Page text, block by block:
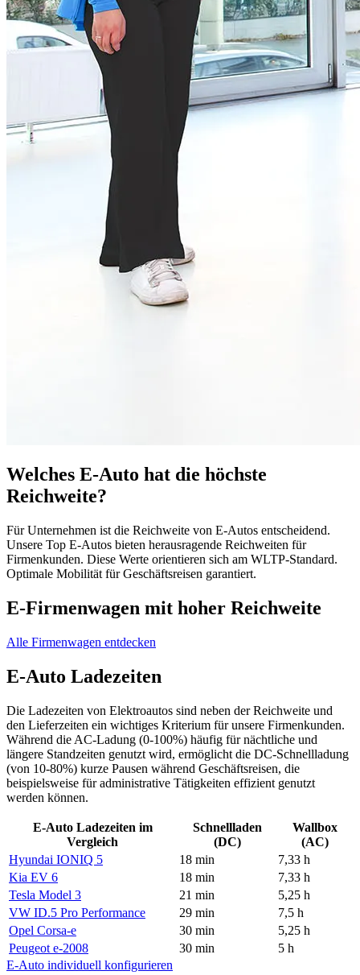
Welches E-Auto hat die höchste
Reichweite?
Für Unternehmen ist die Reichweite von E-Autos entscheidend.
Unsere Top E-Autos bieten herausragende Reichweiten für
Firmenkunden. Diese Werte orientieren sich am WLTP-Standard.
Optimale Mobilität für Geschäftsreisen garantiert.
E-Firmenwagen mit hoher Reichweite
Alle Firmenwagen entdecken
E-Auto Ladezeiten
Die Ladezeiten von Elektroautos sind neben der Reichweite und
den Lieferzeiten ein wichtiges Kriterium für unsere Firmenkunden.
Während die AC-Ladung (0-100%) häufig für nächtliche und
längere Standzeiten genutzt wird, ermöglicht die DC-Schnellladung
(von 10-80%) kurze Pausen während Geschäftsreisen, die
beispielsweise für administrative Tätigkeiten effizient genutzt
werden können.
E-Auto Ladezeiten im
Vergleich
Schnellladen
(DC)
Wallbox
(AC)
Hyundai IONIQ 5
18 min
7,33 h
Kia EV 6
18 min
7,33 h
Tesla Model 3
21 min
5,25 h
VW ID.5 Pro Performance
29 min
7,5 h
Opel Corsa-e
30 min
5,25 h
Peugeot e-2008
30 min
5 h
E-Auto individuell konfigurieren